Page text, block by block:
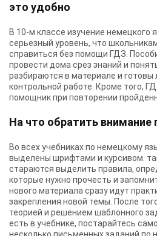
это удобно
В 10-м классе изучение немецкого
серьезный уровень, что
справиться без помощи ГДЗ.
провести дома срез знаний и
разбираются в материале и готовы
контрольной работе. Кроме того,
помощник при повторении
На что обратить внимание
Во всех учебниках по немецкому
выделены шрифтами и курсивом.
стараются выделить правила,
которые нужно прочесть и
нового материала сразу идут
закрепления новой темы. После
теорией и решением шаблонного
есть в учебнике, постарайтесь